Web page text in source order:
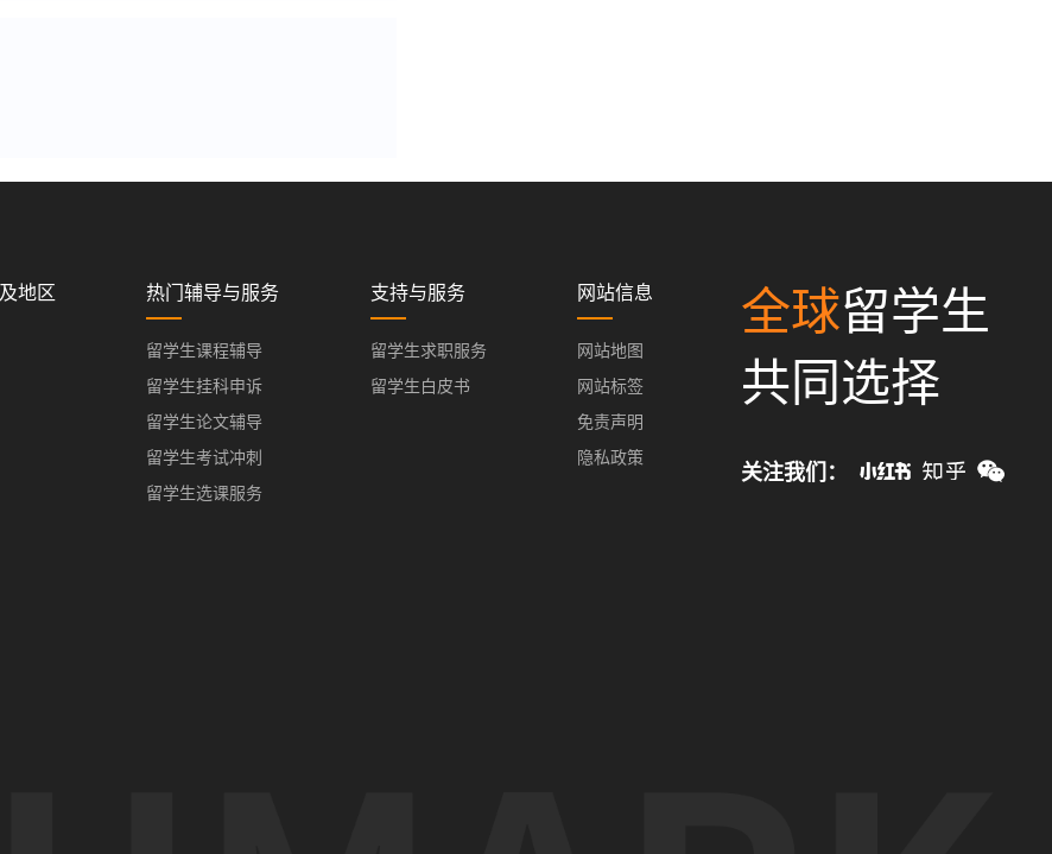
地区 热门辅导与服务
留学生课程辅导
留学生挂科申诉
留学生论文辅导
留学生考试冲刺
留学生选课服务
支持与服务
留学生求职服务
留学生白皮书
网站信息
网站地图
网站标签
免责声明
隐私政策
全球留学生
共同选择
关注我们：